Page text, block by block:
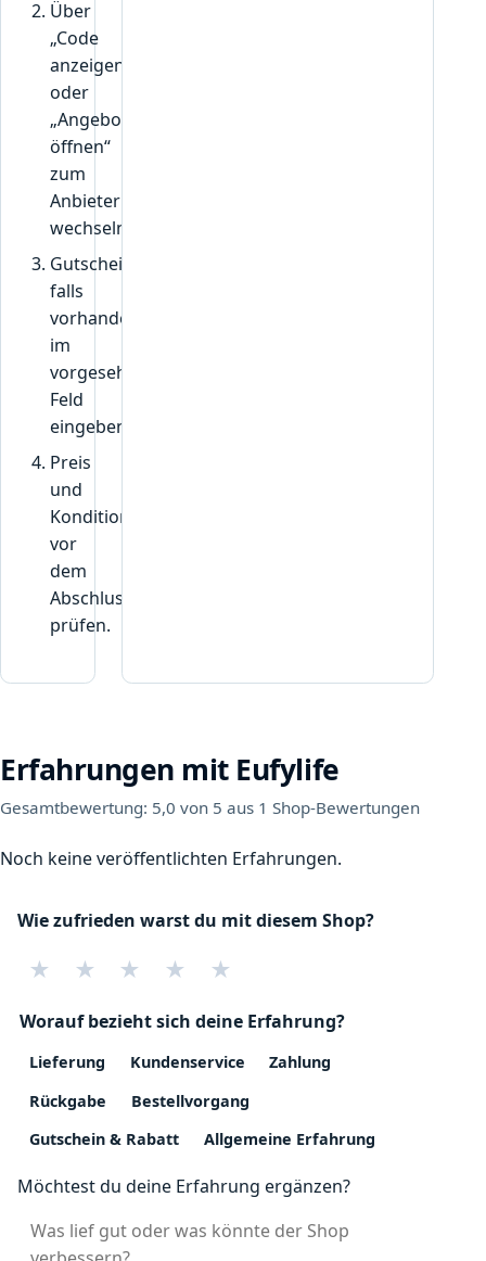
Über
„Code
anzeigen“
oder
„Angebot
öffnen“
zum
Anbieter
wechseln.
Gutscheincode,
falls
vorhanden,
im
vorgesehenen
Feld
eingeben.
Preis
und
Konditionen
vor
dem
Abschluss
prüfen.
Erfahrungen mit Eufylife
Gesamtbewertung: 5,0 von 5 aus 1 Shop-Bewertungen
Noch keine veröffentlichten Erfahrungen.
Wie zufrieden warst du mit diesem Shop?
★ ★ ★ ★ ★
Worauf bezieht sich deine Erfahrung?
Lieferung Kundenservice
Zahlung
Rückgabe
Bestellvorgang
Gutschein & Rabatt
Allgemeine Erfahrung
Möchtest du deine Erfahrung ergänzen?